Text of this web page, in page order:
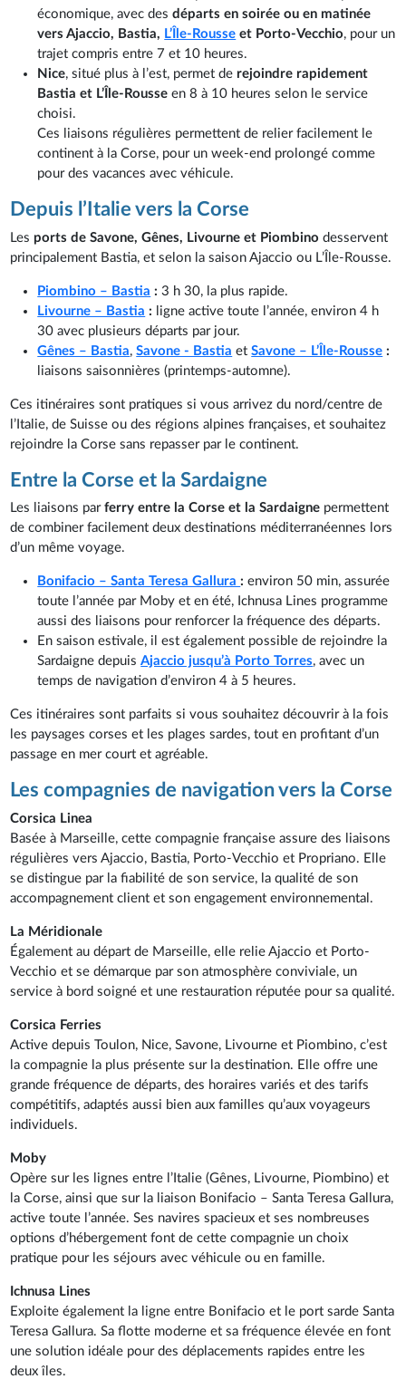
économique, avec desdéparts en soirée ou en matinée
vers Ajaccio, Bastia, L’Île-Rousse et Porto-Vecchio, pour un
trajet compris entre 7 et 10 heures.
Nice, situé plus à l’est, permet de rejoindre rapidement
Bastia et L’Île-Rousseen 8 à 10 heures selon le service
choisi.
Ces liaisons régulières permettent de relier facilement le
continent à la Corse, pour un week-end prolongé comme
pour des vacances avec véhicule.
Depuis l’Italie vers la Corse
Les ports de Savone, Gênes, Livourne et Piombino desservent
principalement Bastia, et selon la saison Ajaccio ou L’Île-Rousse.
Piombino – Bastia : 3 h 30, la plus rapide.
Livourne – Bastia : ligne active toute l’année, environ 4 h
30 avec plusieurs départs par jour.
Gênes – Bastia,Savone - Bastia etSavone – L’Île-Rousse :
liaisons saisonnières (printemps-automne).
Ces itinéraires sont pratiques si vous arrivez du nord/centre de
l’Italie, de Suisse ou des régions alpines françaises, et souhaitez
rejoindre la Corse sans repasser par le continent.
Entre la Corse et la Sardaigne
Les liaisons parferry entre la Corse et la Sardaigne permettent
de combiner facilement deux destinations méditerranéennes lors
d’un même voyage.
Bonifacio – Santa Teresa Gallura: environ 50 min, assurée
toute l’année par Moby et en été, Ichnusa Lines programme
aussi des liaisons pour renforcer la fréquence des départs.
En saison estivale, il est également possible de rejoindre la
Sardaigne depuisAjaccio jusqu’à Porto Torres, avec un
temps de navigation d’environ 4 à 5 heures.
Ces itinéraires sont parfaits si vous souhaitez découvrir à la fois
les paysages corses et les plages sardes, tout en profitant d’un
passage en mer court et agréable.
Les compagnies de navigation vers la Corse
Corsica Linea
Basée à Marseille, cette compagnie française assure des liaisons
régulières vers Ajaccio, Bastia, Porto-Vecchio et Propriano. Elle
se distingue par la fiabilité de son service, la qualité de son
accompagnement client et son engagement environnemental.
La Méridionale
Également au départ de Marseille, elle relie Ajaccio et Porto-
Vecchio et se démarque par son atmosphère conviviale, un
service à bord soigné et une restauration réputée pour sa qualité.
Corsica Ferries
Active depuis Toulon, Nice, Savone, Livourne et Piombino, c’est
la compagnie la plus présente sur la destination. Elle offre une
grande fréquence de départs, des horaires variés et des tarifs
compétitifs, adaptés aussi bien aux familles qu’aux voyageurs
individuels.
Moby
Opère sur les lignes entre l’Italie (Gênes, Livourne, Piombino) et
la Corse, ainsi que sur la liaison Bonifacio – Santa Teresa Gallura,
active toute l’année. Ses navires spacieux et ses nombreuses
options d’hébergement font de cette compagnie un choix
pratique pour les séjours avec véhicule ou en famille.
Ichnusa Lines
Exploite également la ligne entre Bonifacio et le port sarde Santa
Teresa Gallura. Sa flotte moderne et sa fréquence élevée en font
une solution idéale pour des déplacements rapides entre les
deux îles.